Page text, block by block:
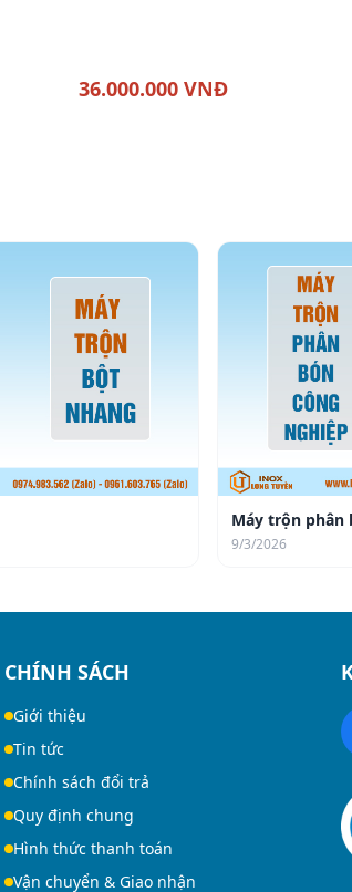
36.000.000 VNĐ
Máy trộn phân
9/3/2026
CHÍNH SÁCH
Giới thiệu
Tin tức
Chính sách đổi trả
Quy định chung
Hình thức thanh toán
Vận chuyển & Giao nhận